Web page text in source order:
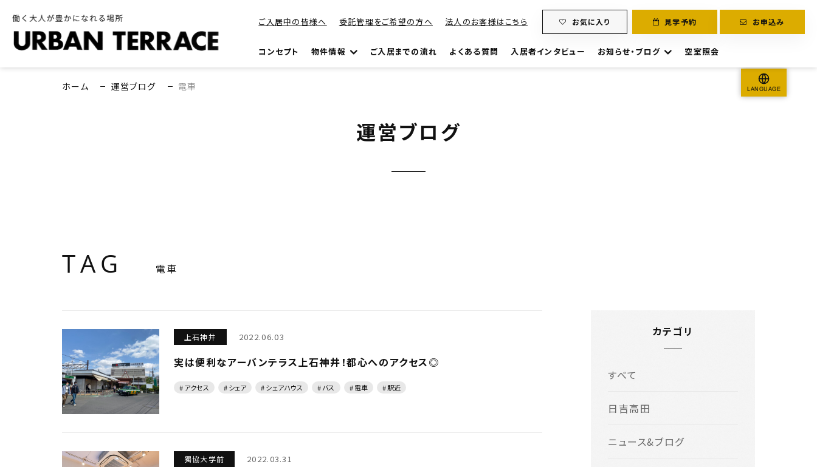
ご入居中の皆様へ 委託管理をご希望の方へ 法人のお客様はこちら お気に入り 見学予約 お申込み
コンセプト 物件情報 ご入居までの流れ よくある質問 入居者インタビュー お知らせ・ブログ 空室照会
運営ブログ
ホーム 運営ブログ 電車
TAG 電車
上石神井 2022.06.03
実は便利なアーバンテラス上石神井！都心へのアクセス◎
# アクセス # シェア # シェアハウス # バス # 電車 # 駅近
獨協大学前 2022.03.31
カテゴリ
すべて
日吉高田
ニュース&ブログ
LANGUAGE